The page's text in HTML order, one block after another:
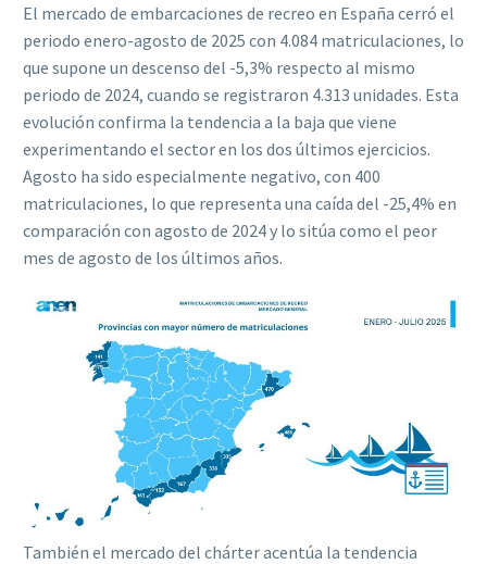
El mercado de embarcaciones de recreo en España cerró el
periodo enero-agosto de 2025 con 4.084 matriculaciones, lo
que supone un descenso del -5,3% respecto al mismo
periodo de 2024, cuando se registraron 4.313 unidades. Esta
evolución confirma la tendencia a la baja que viene
experimentando el sector en los dos últimos ejercicios.
Agosto ha sido especialmente negativo, con 400
matriculaciones, lo que representa una caída del -25,4% en
comparación con agosto de 2024 y lo sitúa como el peor
mes de agosto de los últimos años.
También el mercado del chárter acentúa la tendencia